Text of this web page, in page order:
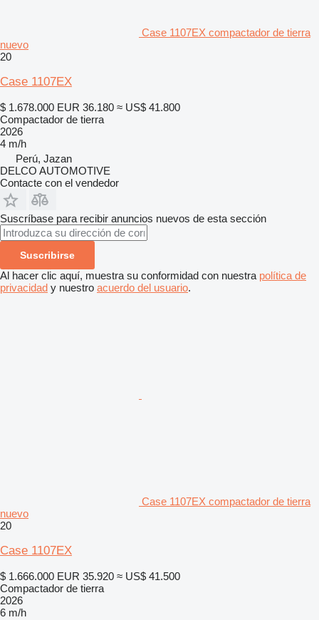
Case 1107EX compactador de tierra
nuevo
20
Case 1107EX
$ 1.678.000 EUR 36.180 ≈ US$ 41.800
Compactador de tierra
2026
4 m/h
Perú, Jazan
DELCO AUTOMOTIVE
Contacte con el vendedor
Suscríbase para recibir anuncios nuevos de esta sección
Suscribirse
Al hacer clic aquí, muestra su conformidad con nuestra política de
privacidad y nuestro acuerdo del usuario.
Case 1107EX compactador de tierra
nuevo
20
Case 1107EX
$ 1.666.000 EUR 35.920 ≈ US$ 41.500
Compactador de tierra
2026
6 m/h